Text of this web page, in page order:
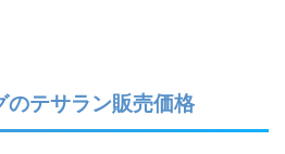
テサラン販売価格